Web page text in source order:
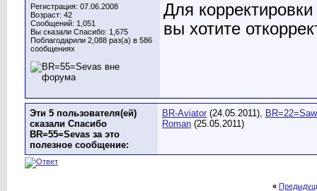
Регистрация: 07.06.2008
Возраст: 42
Сообщений: 1,051
Вы сказали Спасибо: 1,675
Поблагодарили 2,088 раз(а) в 586
сообщениях
Для
вы хотите
Эти 5 пользователя(ей)
сказали Спасибо
BR=55=Sevas за это
полезное сообщение:
BR-Aviator (24.05.2011),
Roman (25.05.2011)
«